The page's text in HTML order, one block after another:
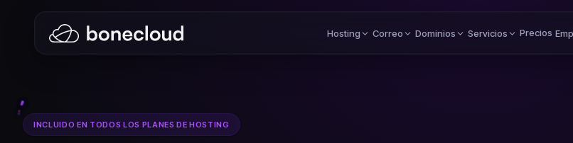
Hosting Correo Dominios Servicios Precios
INCLUIDO EN TODOS LOS PLANES DE HOSTING